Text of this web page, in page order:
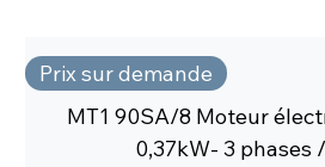
Prix sur demande
MT1 90SA/8 Moteur
0,37kW- 3 phases